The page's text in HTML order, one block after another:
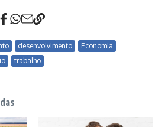
desenvolvimento
Economia
trabalho